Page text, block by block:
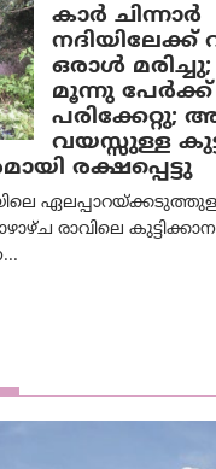
കാര്‍ ചിന്നാര്‍
നദിയിലേക്ക്
ഒരാള്‍ മരിച്ചു;
മൂന്നു പേര്‍ക്ക്
പരിക്കേറ്റു;
വയസ്സുള്ള
രക്ഷപ്പെട്ടു
രാവിലെ